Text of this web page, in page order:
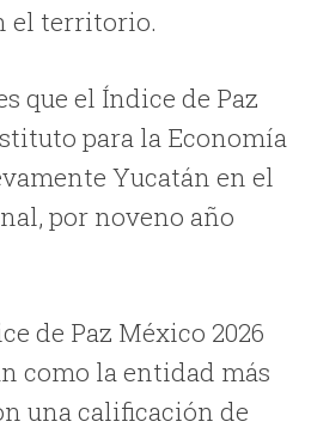
el territorio.
que el Índice de Paz
para la Economía
Yucatán en el
por noveno año
de Paz México 2026
como la entidad más
una calificación de